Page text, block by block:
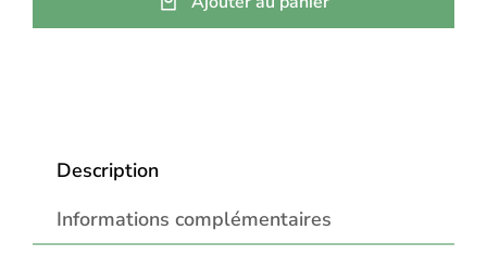
Description
Informations complémentaires